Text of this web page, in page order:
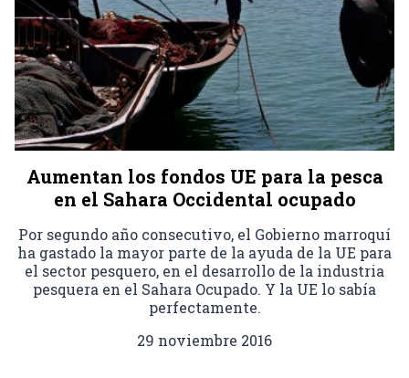
Aumentan los fondos UE para la pesca
en el Sahara Occidental ocupado
Por segundo año consecutivo, el Gobierno marroquí
ha gastado la mayor parte de la ayuda de la UE para
el sector pesquero, en el desarrollo de la industria
pesquera en el Sahara Ocupado. Y la UE lo sabía
perfectamente.
29 noviembre 2016